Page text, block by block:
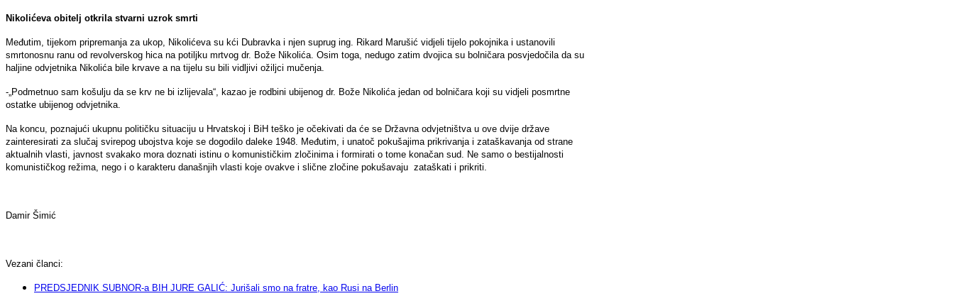
Nikolićeva obitelj otkrila stvarni uzrok smrti
Međutim, tijekom pripremanja za ukop, Nikolićeva su kći Dubravka i njen suprug ing. Rikard Marušić vidjeli tijelo pokojnika i ustanovili
smrtonosnu ranu od revolverskog hica na potiljku mrtvog dr. Bože Nikolića. Osim toga, nedugo zatim dvojica su bolničara posvjedočila da su
haljine odvjetnika Nikolića bile krvave a na tijelu su bili vidljivi ožiljci mučenja.
-„Podmetnuo sam košulju da se krv ne bi izlijevala“, kazao je rodbini ubijenog dr. Bože Nikolića jedan od bolničara koji su vidjeli posmrtne
ostatke ubijenog odvjetnika.
Na koncu, poznajući ukupnu političku situaciju u Hrvatskoj i BiH teško je očekivati da će se Državna odvjetništva u ove dvije države
zainteresirati za slučaj svirepog ubojstva koje se dogodilo daleke 1948. Međutim, i unatoč pokušajima prikrivanja i zataškavanja od strane
aktualnih vlasti, javnost svakako mora doznati istinu o komunističkim zločinima i formirati o tome konačan sud. Ne samo o bestijalnosti
komunističkog režima, nego i o karakteru današnjih vlasti koje ovakve i slične zločine pokušavaju zataškati i prikriti.
Damir Šimić
Vezani članci:
PREDSJEDNIK SUBNOR-a BIH JURE GALIĆ: Jurišali smo na fratre, kao Rusi na Berlin